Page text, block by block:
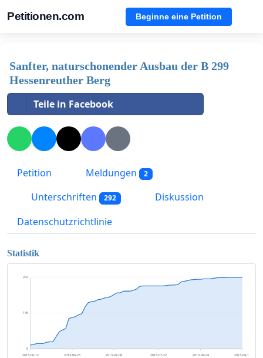
Petitionen.com Beginne eine Petition
Sanfter, naturschonender Ausbau der B 299
Hessenreuther Berg
Teile in Facebook
Petition Meldungen 2
Unterschriften 292
Diskussion
Datenschutzrichtlinie
Statistik
0
146
292
2013-06-12 2013-06-25 2013-07-08 2013-07-22 2013-08-04 2013-08-17